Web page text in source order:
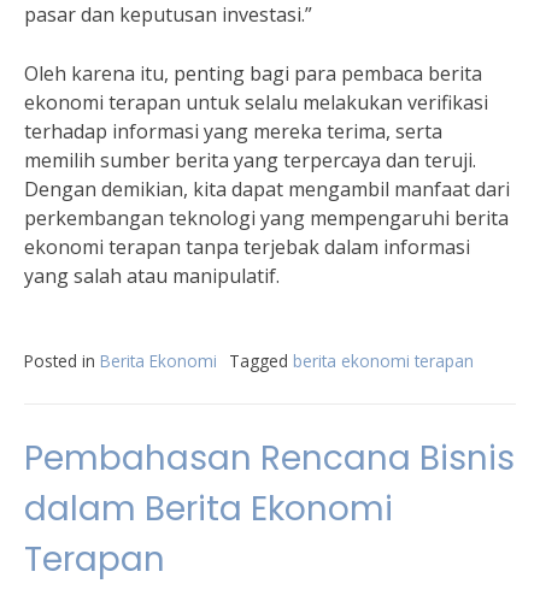
pasar dan keputusan investasi.”
Oleh karena itu, penting bagi para pembaca berita
ekonomi terapan untuk selalu melakukan verifikasi
terhadap informasi yang mereka terima, serta
memilih sumber berita yang terpercaya dan teruji.
Dengan demikian, kita dapat mengambil manfaat dari
perkembangan teknologi yang mempengaruhi berita
ekonomi terapan tanpa terjebak dalam informasi
yang salah atau manipulatif.
Posted in Berita Ekonomi Tagged berita ekonomi terapan
Pembahasan Rencana Bisnis
dalam Berita Ekonomi
Terapan